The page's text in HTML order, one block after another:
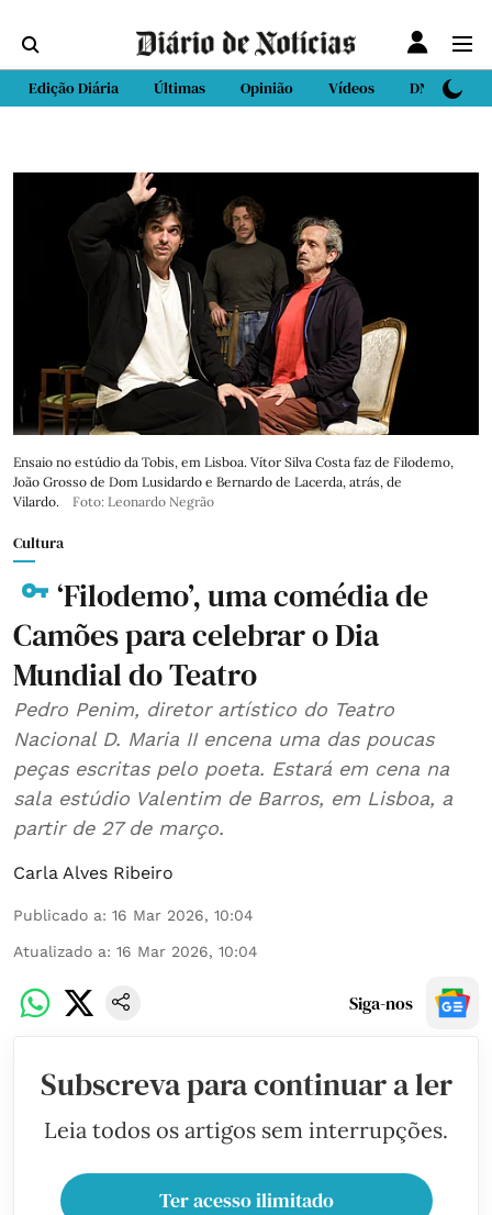
Edição Diária Últimas Opinião Vídeos DN Sport
Ensaio no estúdio da Tobis, em Lisboa. Vítor Silva Costa faz de Filodemo,
João Grosso de Dom Lusidardo e Bernardo de Lacerda, atrás, de
Vilardo.
Foto: Leonardo Negrão
Cultura
‘Filodemo’, uma comédia de
Camões para celebrar o Dia
Mundial do Teatro
Pedro Penim, diretor artístico do Teatro
Nacional D. Maria II encena uma das poucas
peças escritas pelo poeta. Estará em cena na
sala estúdio Valentim de Barros, em Lisboa, a
partir de 27 de março.
Carla Alves Ribeiro
Publicado a: 16 Mar 2026, 10:04
Atualizado a: 16 Mar 2026, 10:04
Siga-nos
Subscreva para continuar a ler
Leia todos os artigos sem interrupções.
Ter acesso ilimitado